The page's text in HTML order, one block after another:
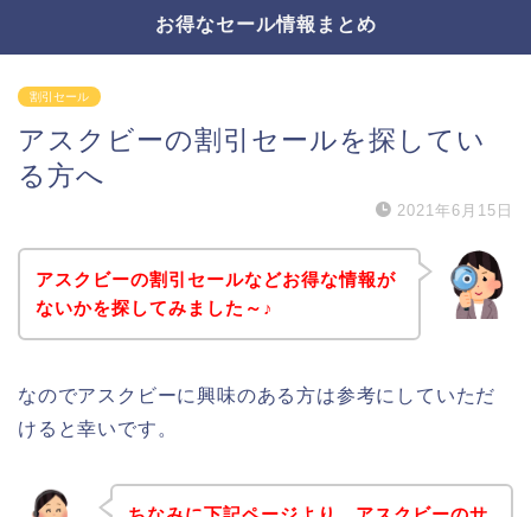
お得なセール情報まとめ
割引セール
アスクビーの割引セールを探してい
る方へ
2021年6月15日
アスクビーの割引セールなどお得な情報が
ないかを探してみました～♪
なのでアスクビーに興味のある方は参考にしていただ
けると幸いです。